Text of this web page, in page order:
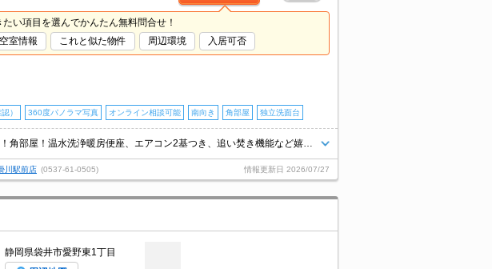
い項目を選んでかんたん無料問合せ！
空室情報 これと似た物件 周辺環境 入居可否
） 360度パノラマ写真 オンライン相談可能 南向き 角部屋 独立洗面台
川駅前店 (0537-61-0505) 情報更新日 2026/07/27
静岡県袋井市愛野東1丁目